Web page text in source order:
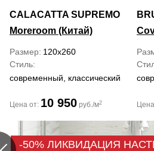
CALACATTA SUPREMO
Moreroom (Китай)
Размер 120x260
Стиль
современный, классический
Цена от: 10 950 руб./м2
-50% ЛИКВИДАЦИЯ